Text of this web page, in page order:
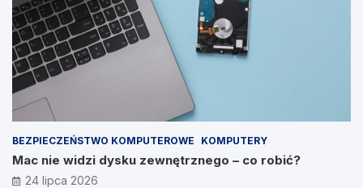
BEZPIECZEŃSTWO KOMPUTEROWE KOMPUTERY
Mac nie widzi dysku zewnętrznego – co robić?
24 lipca 2026